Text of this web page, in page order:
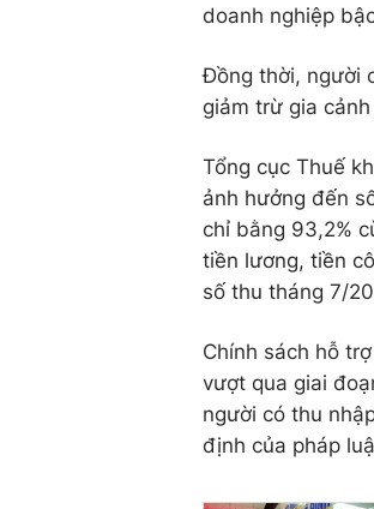
doanh nghiệp
Đồng thời, người
giảm trừ gia
Tổng cục Thuế
ảnh hưởng đến
chỉ bằng 93,2%
tiền lương, tiền
số thu tháng 7/
Chính sách hỗ
vượt qua giai
người có thu
định của pháp